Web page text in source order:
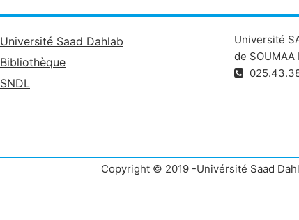
Université Saad Dahlab
Bibliothèque
SNDL
Université
de SOUMAA
Copyright © 2019 -Univérsité Saad